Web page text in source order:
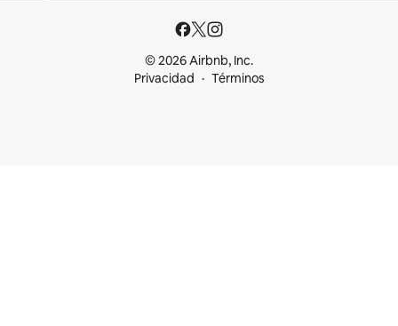
© 2026 Airbnb, Inc.
Privacidad
Términos